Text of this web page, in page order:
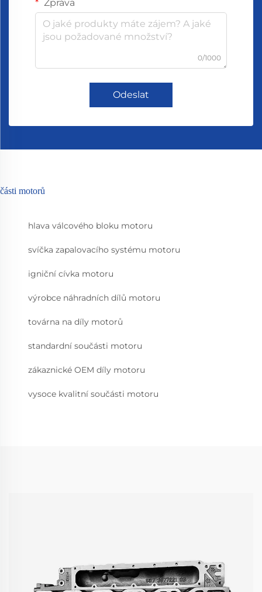
Zpráva
0/1000
Odeslat
části motorů
hlava válcového bloku motoru
svíčka zapalovacího systému motoru
igniční cívka motoru
výrobce náhradních dílů motoru
továrna na díly motorů
standardní součásti motoru
zákaznické OEM díly motoru
vysoce kvalitní součásti motoru